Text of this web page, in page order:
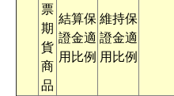
票
期
貨
商
品
結算保
證金適
用比例
維持保
證金適
用比例